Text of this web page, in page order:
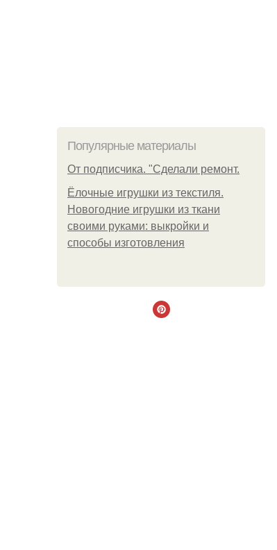
Популярные материалы
От подписчика. "Сделали ремонт.
Ёлочные игрушки из текстиля.
Новогодние игрушки из ткани
своими руками: выкройки и
способы изготовления